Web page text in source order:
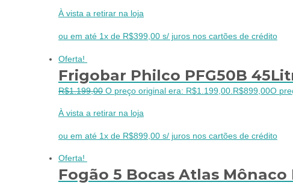
À vista a retirar na loja
ou em até 1x de R$399,00 s/ juros nos cartões de crédito
Oferta!
Frigobar Philco PFG50B
R$1.199,00 O preço original era: R$1.199,00. R$899,00O
À vista a retirar na loja
ou em até 1x de R$899,00 s/ juros nos cartões de crédito
Oferta!
Fogão 5 Bocas Atlas Mônaco